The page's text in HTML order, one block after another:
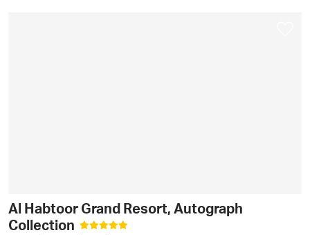
Al Habtoor Grand Resort, Autograph
Collection